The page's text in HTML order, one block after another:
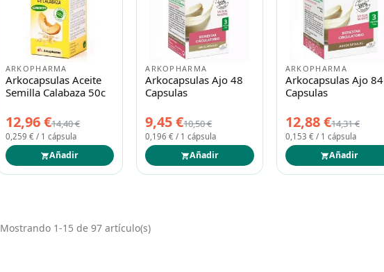
ARKOPHARMA
Arkocapsulas Aceite
Semilla Calabaza 50c
12,96 €14,40 €
0,259 € / 1 cápsula
Añadir
ARKOPHARMA
Arkocapsulas Ajo 48
Capsulas
9,45 €10,50 €
0,196 € / 1 cápsula
Añadir
ARKOPHARMA
Arkocapsulas Ajo 84
Capsulas
12,88 €14,31 €
0,153 € / 1 cápsula
Añadir
Mostrando 1-15 de 97 artículo(s)